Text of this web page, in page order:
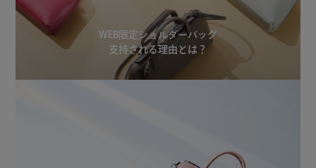
WEB限定ショルダーバッグ
支持される理由とは？